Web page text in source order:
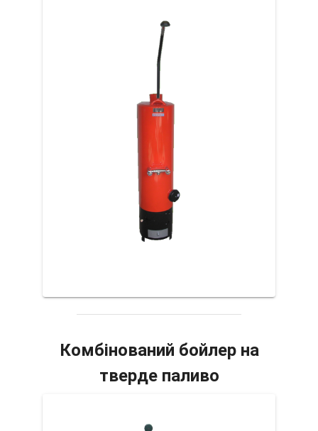
Комбінований бойлер на
тверде паливо